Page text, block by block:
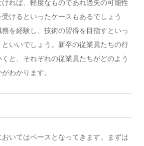
れば、軽度なものであれ過失の可能性
受けるといったケースもあるでしょう
を経験し、技術の習得を目指すといっ
いいでしょう。 新卒の従業員たちの行
と、それぞれの従業員たちがどのよう
わかります。
いてはベースとなってきます。まずは